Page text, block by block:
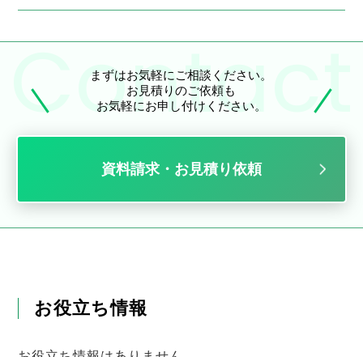
まずはお気軽にご相談ください。
お見積りのご依頼も
お気軽にお申し付けください。
資料請求・お見積り依頼
お役立ち情報